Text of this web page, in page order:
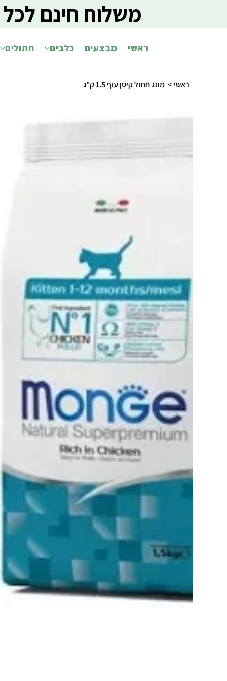
ראשי מבצעים כלבים חתולים
משלוח חינם
ראשי > מונג חתול קיטן עוף 1.5 ק"ג